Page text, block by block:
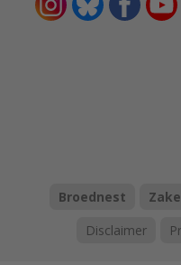
Broednest
Disclaimer